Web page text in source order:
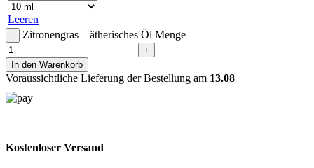
Leeren
Zitronengras – ätherisches Öl Menge
In den Warenkorb
Voraussichtliche Lieferung der Bestellung am 13.08
Kostenloser Versand